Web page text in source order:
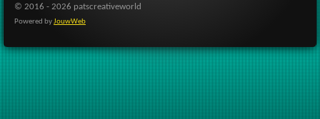
© 2016 - 2026 patscreativeworld
Powered byJouwWeb